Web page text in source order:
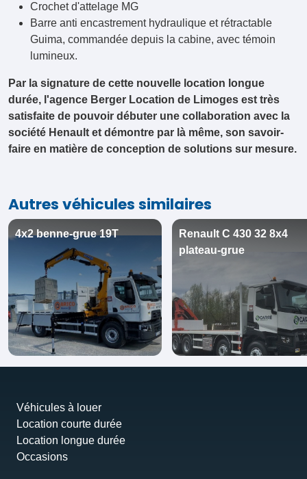
Crochet d'attelage MG
Barre anti encastrement hydraulique et rétractable
Guima, commandée depuis la cabine, avec témoin
lumineux.
Par la signature de cette nouvelle location longue
durée, l'agence Berger Location de Limoges est très
satisfaite de pouvoir débuter une collaboration avec la
société Henault et démontre par là même, son savoir-
faire en matière de conception de solutions sur mesure.
Autres véhicules similaires
4x2 benne-grue 19T
Renault C 430 32 8x4
plateau-grue
Véhicules à louer
Location courte durée
Location longue durée
Occasions